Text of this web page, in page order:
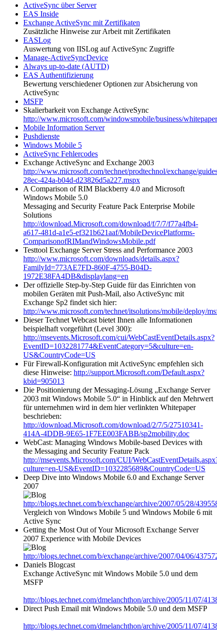
ActiveSync über Server
EAS Inside
Exchange ActiveSync mit Zertifikaten
Zusätzliche Hinweise zur Arbeit mit Zertifikaten
EASLog
Auswertung von IISLog auf ActiveSync Zugriffe
Manage-ActiveSyncDevice
Always up-to-date (AUTD)
EAS Authentifizierung
Bewertung verschiedener Optionen zur Absicherung von
ActiveSync
MSFP
Skalierbarkeit von Exchange ActiveSync
http://www.microsoft.com/windowsmobile/business/
Mobile Information Server
Pushdienste
Windows Mobile 5
ActiveSync Fehlercodes
Exchange ActiveSync and Exchange 2003
http://www.microsoft.com/technet/prodtechnol/exchange/
28ec-424a-b04d-d23826d5a227.mspx
A Comparison of RIM Blackberry 4.0 and Microsoft
Windows Mobile 5.0
Messaging and Security Feature Pack Enterprise Mobile
Solutions
http://download.Microsoft.com/download/f/7/7/f77a4fb4-
a617-481d-a1e5-ef321b621aaf/MobileDevicePlatforms-
ComparisonofRIMandWindowsMobile.pdf
Testtool Exchange Server Stress and Performance 2003
http://www.microsoft.com/downloads/details.aspx?
FamilyId=773AE7FD-860F-4755-B04D-
1972E38FA4DB&displaylang=en
Der offizielle Step-by-Step Guide für das Einrichten von
mobilen Geräten mit Push-Mail, also ActiveSync mit
Exchange Sp2 findet sich hier:
http://www.microsoft.com/technet/itsolutions/mobile/deploy/
Dieser Technet Webcast bietet Ihnen alle Informationen
beispielhaft vorgeführt (Level 300):
http://msevents.Microsoft.com/cui/WebCastEventDetails.aspx?
EventID=1032281774&EventCategory=5&culture=en-
US&CountryCode=US
Für Firewall-Konfiguration mit ActiveSync empfehlen sich
diese Hinweise: http://support.Microsoft.com/Default.aspx?
kbid=905013
Die Positionierung der Messaging-Lösung „Exchange Server
2003 mit Windows Mobile 5.0“ in Hinblick auf den Mehrwert
für unternehmen wird in dem hier verlinkten Whitepaper
beschrieben:
http://download.Microsoft.com/download/2/7/5/27510341-
414A-4DDB-9E65-1F7EE003FABB/sp2mobility.doc
WebCast: Managing Windows Mobile-based Devices with
the Messaging and Security Feature Pack
http://msevents.Microsoft.com/CUI/
culture=en-US&EventID=1032285689&CountryCode=US
Deep Dive into Windows Mobile 6.0 and Exchange Server
2007
http://blogs.technet.com/b/exchange/archive/2007/05/28/
Vergleich von Windows Mobile 5 und Windows Mobile 6 mit
Active Sync
Getting the Most Out of Your Microsoft Exchange Server
2007 Experience with Mobile Devices
http://blogs.technet.com/b/exchange/archive/2007/04/06/
Daniels Blogcast
Exchange ActiveSync mit Windows Mobile 5.0 und dem
MSFP
http://blogs.technet.com/dmelanchthon/archive/2005/11/07/
Direct Push Email mit Windows Mobile 5.0 und dem MSFP
http://blogs.technet.com/dmelanchthon/archive/2005/11/07/